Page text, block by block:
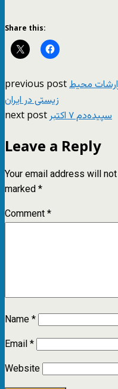
Share this:
previous postمحیط
زیستی در ایران
next post سپیده‌دم ۷ اکتبر
Leave a Reply
Your email address will
marked*
Comment*
Name*
Email*
Website